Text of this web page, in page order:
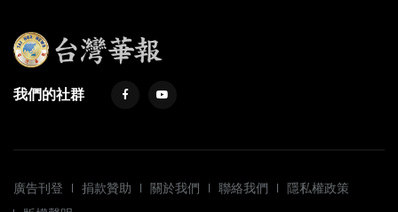
我們的社群
廣告刊登 捐款贊助 關於我們 聯絡我們
隱私權政策